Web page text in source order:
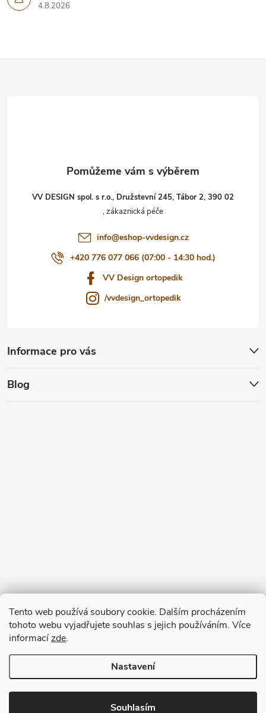
Tento web používá soubory cookie. Dalším procházením
tohoto webu vyjadřujete souhlas s jejich používáním. Více
informacízde.
Nastavení
Souhlasím
4.8.2026
VV DESIGN spol. s r.o., Družstevní 245, Tábor 2, 390 02
info@eshop-vvdesign.cz
+420 776 077 066 (07:00 - 14:30 hod.)
VV Design ortopedik
/vvdesign_ortopedik
Informace pro vás
Blog
Copyright 2026VV DESIGN. Všechna práva vyhrazena.Upravit
nastavení cookies